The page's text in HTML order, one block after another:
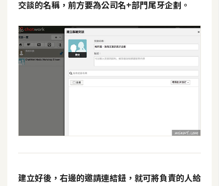
交談的名稱，前方要為公司名+部門尾牙企劃。
建立好後，右邊的邀請連結鈕，就可將負責的人給